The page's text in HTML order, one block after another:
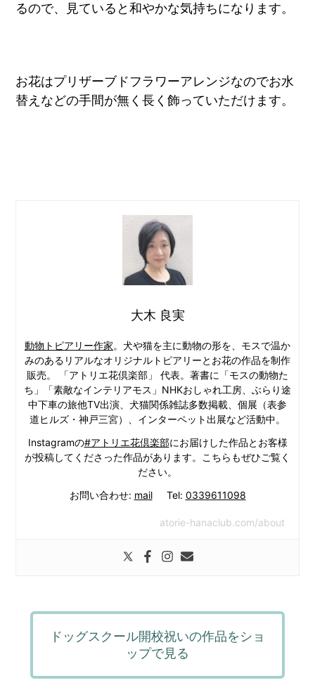
るので、見ていると和やかな気持ちになります。
お花はプリザーブドフラワーアレンジなのでお水
替えなどの手間が無く長く飾っていただけます。
大木 良実
動物トピアリー作家。犬や猫を主に動物の形を、モスで温か
みのあるリアルなオリジナルトピアリーとお花の作品を制作
販売。 「アトリエ花倶楽部」 代表。著書に「モスの動物た
ち」「素敵なインテリアモス」NHKおしゃれ工房、ぶらり途
中下車の旅他TV出演、犬猫関係雑誌多数掲載、個展（表参
道ヒルズ・神戸三宮）、インターペット出展など活動中。
Instagramの#アトリエ花倶楽部にお届けした作品とお客様
が投稿してくださった作品があります。こちらもぜひご覧く
ださい。
お問い合わせ: mailTel: 0339611098
atorie-hanaclub.com/about
ドッグスクール開校祝いの作品をショ
ップで見る